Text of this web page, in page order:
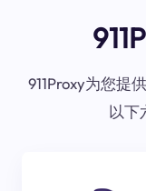
911Proxy为您提
以下